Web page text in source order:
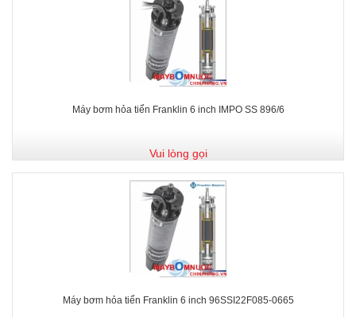
Máy bơm hỏa tiển Franklin 6 inch IMPO SS 896/6
Vui lòng gọi
Máy bơm hỏa tiển Franklin 6 inch 96SSI22F085-0665